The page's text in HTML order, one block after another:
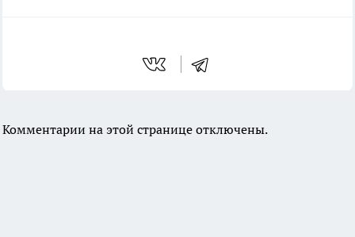
Комментарии на этой странице отключены.